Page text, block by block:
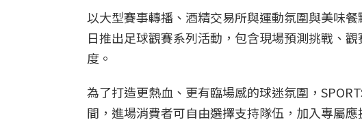
以大型賽事轉播、酒精交易所與運動氛圍與美味
日推出足球觀賽系列活動，包含現場預測挑戰、
度。
為了打造更熱血、更有臨場感的球迷氛圍，
間，進場消費者可自由選擇支持隊伍，加入專屬